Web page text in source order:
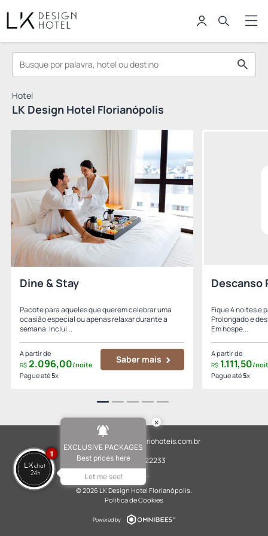
Hotel
LK Design Hotel Florianópolis
Dine & Stay
Pacote para aqueles que querem celebrar uma
ocasião especial ou apenas relaxar durante a
semana. Inclui...
A partir de
R$ 2.096,00/noite
Pague até5x
Saber mais
Descanso
Fique 4 noites e
Prolongado e
Em hospe...
A partir de
R$ 1.111,50/
Pague até5x
reservaslkhotel@atriohoteis.com.br
+554831122233
© 2026 LK Design Hotel Florianópolis.
Política de Cookies
Powered by
×
EXCLUSIVE PACKAGES
Best prices here
Let me see!
1